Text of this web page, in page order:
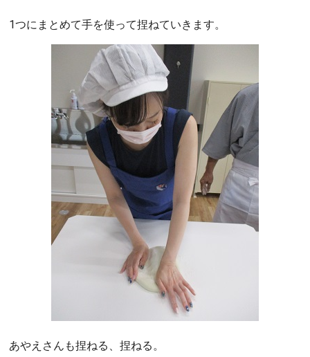
1つにまとめて手を使って捏ねていきます。
あやえさんも捏ねる、捏ねる。